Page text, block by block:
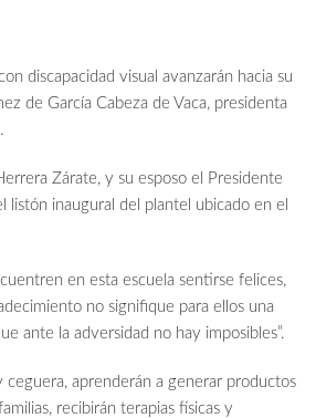
discapacidad visual avanzarán hacia su
de García Cabeza de Vaca, presidenta
Zárate, y su esposo el Presidente
listón inaugural del plantel ubicado en el
en esta escuela sentirse felices,
no signifique para ellos una
ante la adversidad no hay imposibles”.
aprenderán a generar productos
recibirán terapias físicas y